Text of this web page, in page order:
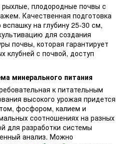
плодородные почвы с
Качественная подготовка
на глубину 25-30 см,
для создания
почвы, которая гарантирует
клубней с почвой, доступ
минерального питания
к питательным
высокого урожая придется
фосфором, калием и
соотношениях на разных
для разработки системы
анализ. Можно